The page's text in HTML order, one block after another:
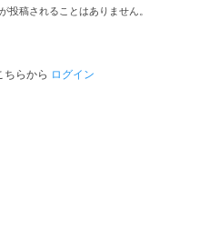
投稿されることはありません。
ちらから ログイン